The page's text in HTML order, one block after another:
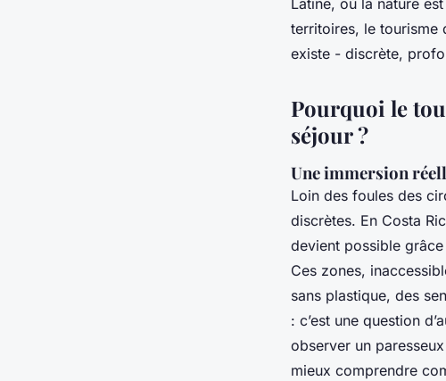
10 min de lecture
Latine, où la nature
territoires, le tourisme
existe - discrète,
Pourquoi le
séjour ?
Une immersion
Loin des foules des
discrètes. En Costa
devient possible
Ces zones,
sans plastique, des
: c’est une question
observer un
mieux comprendre